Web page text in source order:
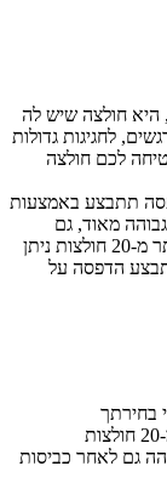
היא חולצה שיש לה
לחגיגות גדולות
לכם חולצה
תתבצע באמצעות
מאוד, גם
לאחר שימוש תדיר במכונת הכביסה. בהזמנה של יותר מ-20 חולצות ניתן
הדפסה על
בחירתך
גם לאחר כביסות